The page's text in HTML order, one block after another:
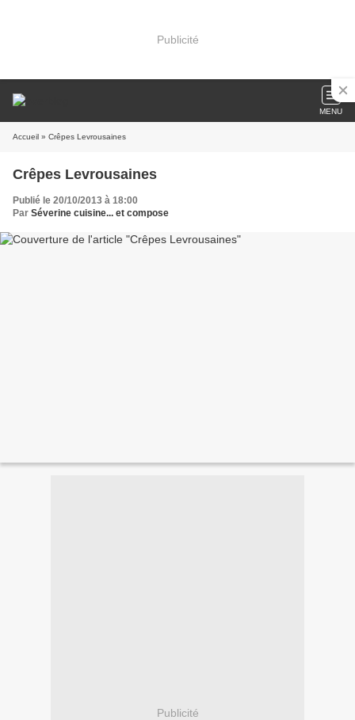
Publicité
MENU
Accueil » Crêpes Levrousaines
Crêpes Levrousaines
Publié le 20/10/2013 à 18:00
Par Séverine cuisine... et compose
Publicité